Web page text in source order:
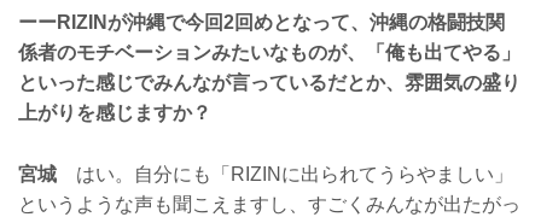
ーーRIZINが沖縄で今回2回めとなって、沖縄の格闘技関
係者のモチベーションみたいなものが、「俺も出てやる」
といった感じでみんなが言っているだとか、雰囲気の盛り
上がりを感じますか？
宮城 はい。自分にも「RIZINに出られてうらやましい」
というような声も聞こえますし、すごくみんなが出たがっ